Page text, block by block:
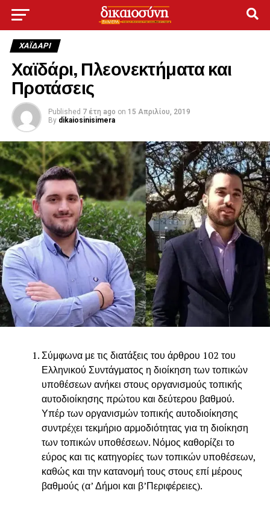
ΧΑΪΔΑΡΙ
Χαϊδάρι, Πλεονεκτήματα και
Προτάσεις
Published 7 έτη ago on 15 Απριλίου, 2019
By dikaiosinisimera
Σύμφωνα με τις διατάξεις του άρθρου 102 του
Ελληνικού Συντάγματος η διοίκηση των τοπικών
υποθέσεων ανήκει στους οργανισμούς τοπικής
αυτοδιοίκησης πρώτου και δεύτερου βαθμού.
Υπέρ των οργανισμών τοπικής αυτοδιοίκησης
συντρέχει τεκμήριο αρμοδιότητας για τη διοίκηση
των τοπικών υποθέσεων. Νόμος καθορίζει το
εύρος και τις κατηγορίες των τοπικών υποθέσεων,
καθώς και την κατανομή τους στους επί μέρους
βαθμούς (α’ Δήμοι και β’Περιφέρειες).